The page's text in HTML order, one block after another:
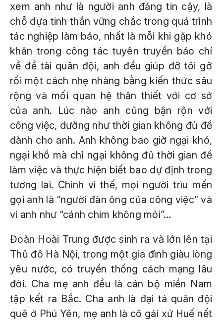
xem anh như là người anh đáng tin cậy, là
chỗ dựa tinh thần vững chắc trong quá trình
tác nghiệp làm báo, nhất là mỗi khi gặp khó
khăn trong công tác tuyên truyền báo chí
về đề tài quân đội, anh đều giúp đỡ tôi gỡ
rối một cách nhẹ nhàng bằng kiến thức sâu
rộng và mối quan hệ thân thiết với cơ sở
của anh. Lúc nào anh cũng bận rộn với
công việc, dường như thời gian không đủ để
dành cho anh. Anh không bao giờ ngại khó,
ngại khổ mà chỉ ngại không đủ thời gian để
làm việc và thực hiện biết bao dự định trong
tương lai. Chính vì thế, mọi người trìu mến
gọi anh là “người đàn ông của công việc” và
ví anh như “cánh chim không mỏi”…
Đoàn Hoài Trung được sinh ra và lớn lên tại
Thủ đô Hà Nội, trong một gia đình giàu lòng
yêu nước, có truyền thống cách mạng lâu
đời. Cha mẹ anh đều là cán bộ miền Nam
tập kết ra Bắc. Cha anh là đại tá quân đội
quê ở Phú Yên, mẹ anh là cô gái xứ Huế nết